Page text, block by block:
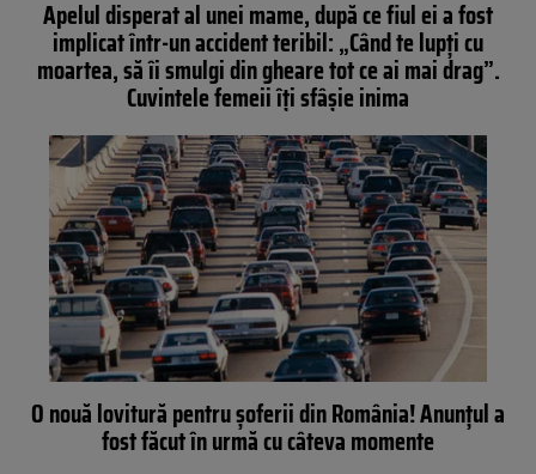
Apelul disperat al unei mame, după ce fiul ei a fost
implicat într-un accident teribil: „Când te lupţi cu
moartea, să îi smulgi din gheare tot ce ai mai drag”.
Cuvintele femeii îţi sfâşie inima
O nouă lovitură pentru şoferii din România! Anunţul a
fost făcut în urmă cu câteva momente